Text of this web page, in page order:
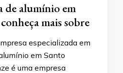
de alumínio em
mais sobre
especializada em
em Santo
é uma empresa